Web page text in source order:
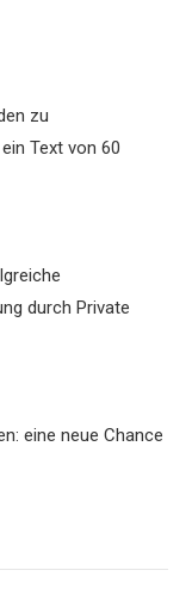
zu
Text von 60
durch Private
eine neue Chance